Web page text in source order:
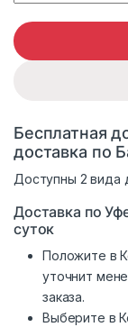
Бесплатная
доставка по
Доступны 2 вида
Доставка по
суток
Положите в
уточнит
заказа.
Выберите в